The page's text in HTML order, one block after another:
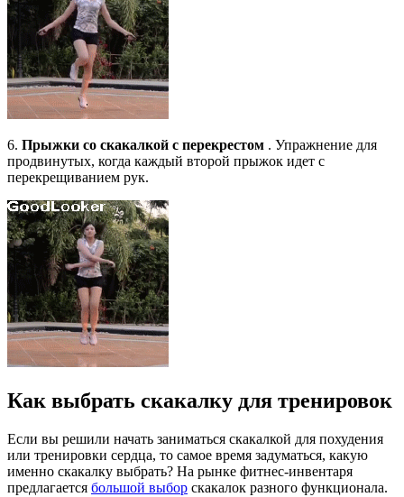
6. Прыжки со скакалкой с перекрестом . Упражнение для
продвинутых, когда каждый второй прыжок идет с
перекрещиванием рук.
Как выбрать скакалку для тренировок
Если вы решили начать заниматься скакалкой для похудения
или тренировки сердца, то самое время задуматься, какую
именно скакалку выбрать? На рынке фитнес-инвентаря
предлагается большой выбор скакалок разного функционала.